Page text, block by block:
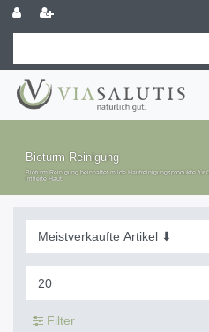
Bioturm Reinigung
Bioturm Reinigung beinhaltet milde Hautreinigungsprodukte für
irritierte Haut.
Filter